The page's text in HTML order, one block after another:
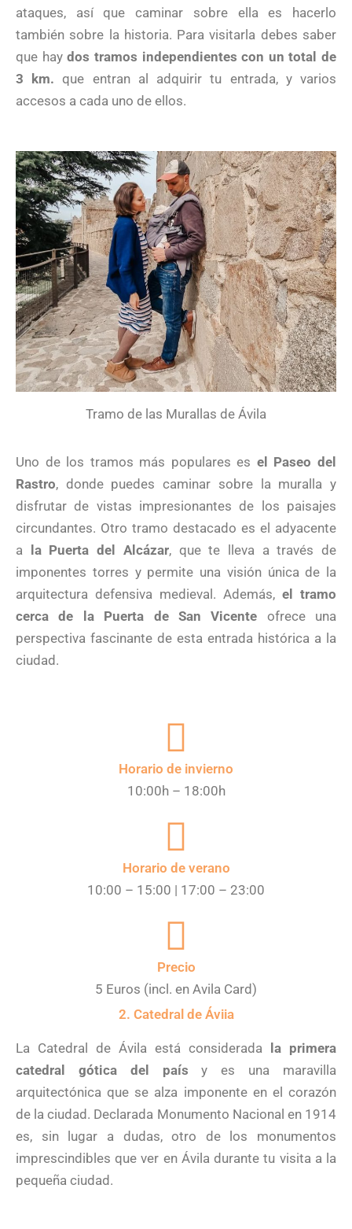
ataques, así que caminar sobre ella es hacerlo
también sobre la historia. Para visitarla debes saber
que haydos tramos independientes con un total de
3 km. que entran al adquirir tu entrada, y varios
accesos a cada uno de ellos.
Tramo de las Murallas de Ávila
Uno de los tramos más populares es el Paseo del
Rastro, donde puedes caminar sobre la muralla y
disfrutar de vistas impresionantes de los paisajes
circundantes. Otro tramo destacado es el adyacente
a la Puerta del Alcázar, que te lleva a través de
imponentes torres y permite una visión única de la
arquitectura defensiva medieval. Además, el tramo
cerca de la Puerta de San Vicente ofrece una
perspectiva fascinante de esta entrada histórica a la
ciudad.
Horario de invierno
10:00h – 18:00h
Horario de verano
10:00 – 15:00 | 17:00 – 23:00
Precio
5 Euros (incl. en Avila Card)
2. Catedral de Áviia
La Catedral de Ávila está considerada
la primera
catedral gótica del país y es una maravilla
arquitectónica que se alza imponente en el corazón
de la ciudad. Declarada Monumento Nacional en 1914
es, sin lugar a dudas, otro de los monumentos
imprescindibles que ver en Ávila durante tu visita a la
pequeña ciudad.